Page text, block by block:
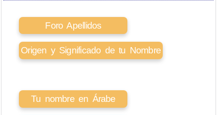
Foro Apellidos
Origen y Significado de tu Nombre
Tu nombre en Árabe